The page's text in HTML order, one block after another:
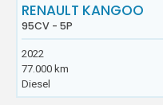
RENAULT KANGOO
95CV - 5P
2022
77.000 km
Diesel